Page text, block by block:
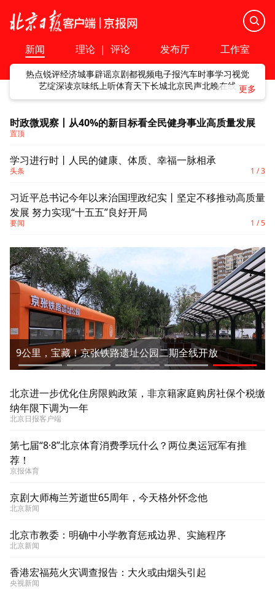
新闻 理论 | 评论 发布厅 工作室
热点锐评经济城事辟谣京剧都视频电子报汽车时事学习视觉
艺绽深读京味纸上听体育天下长城北京民声北晚在线
时政微观察丨从40%的新目标看全民健身事业高质量发展
置顶
学习进行时丨人民的健康、体质、幸福一脉相承
1 /3
头条
习近平总书记今年以来治国理政纪实丨坚定不移推动高质量
发展 努力实现“十五五”良好开局
1 /5
要闻
9公里，宝藏！京张铁路遗址公园二期全线开放
北京进一步优化住房限购政策，非京籍家庭购房社保个税缴
纳年限下调为一年
北京日报客户端
第七届“8·8”北京体育消费季玩什么？两位奥运冠军有推
荐！
京报体育
京剧大师梅兰芳逝世65周年，今天格外怀念他
北京新闻
北京市教委：明确中小学教育惩戒边界、实施程序
北京新闻
香港宏福苑火灾调查报告：大火或由烟头引起
央视新闻